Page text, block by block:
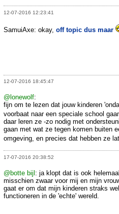
12-07-2016 12:23:41
SamuiAxe: okay, off topic dus maar
12-07-2016 18:45:47
@lonewolf:
fijn om te lezen dat jouw kinderen
voorbaat naar een speciale school
daar leren ze -zo nodig met
gaan met wat ze tegen komen buiten
omgeving, en precies dat hebben ze
17-07-2016 20:38:52
@botte bijl: ja klopt dat is ook
misschien zwaar voor mij en mijn
gaat er om dat mijn kinderen straks
functioneren in de 'echte' wereld.